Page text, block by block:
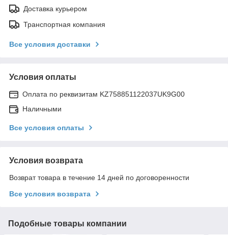
Доставка курьером
Транспортная компания
Все условия доставки
Условия оплаты
Оплата по реквизитам KZ758851122037UK9G00
Наличными
Все условия оплаты
Условия возврата
Возврат товара в течение 14 дней по договоренности
Все условия возврата
Подобные товары компании